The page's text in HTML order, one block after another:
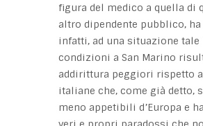
figura del medico a quella di
altro dipendente pubblico,
infatti, ad una situazione tale
condizioni a San Marino
addirittura peggiori rispetto
italiane che, come già detto,
meno appetibili d’Europa e